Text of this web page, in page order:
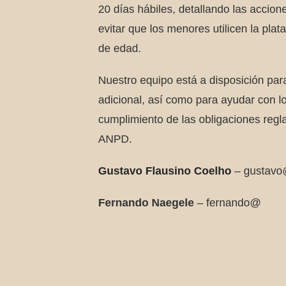
20 días hábiles, detallando las
evitar que los menores utilicen la
de edad.
Nuestro equipo está a disposición
adicional, así como para ayudar con
cumplimiento de las obligaciones
ANPD.
Gustavo Flausino Coelho –
Fernando Naegele – fernando@